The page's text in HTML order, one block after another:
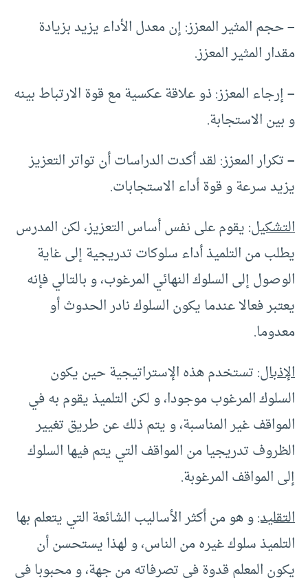
–حجم المثير المعزز: إن معدل الأداء يزيد بزيادة
مقدار المثير المعزز.
–إرجاء المعزز: ذو علاقة عكسية مع قوة الارتباط بينه
و بين الاستجابة.
–تكرار المعزز: لقد أكدت الدراسات أن تواتر التعزيز
يزيد سرعة و قوة أداء الاستجابات.
التشكيل: يقوم على نفس أساس التعزيز، لكن المدرس
يطلب من التلميذ أداء سلوكات تدريجية إلى غاية
الوصول إلى السلوك النهائي المرغوب، و بالتالي فإنه
يعتبر فعالا عندما يكون السلوك نادر الحدوث أو
معدوما.
الإذبال: تستخدم هذه الإستراتيجية حين يكون
السلوك المرغوب موجودا، و لكن التلميذ يقوم به في
المواقف غير المناسبة، و يتم ذلك عن طريق تغيير
الظروف تدريجيا من المواقف التي يتم فيها السلوك
إلى المواقف المرغوبة.
التقليد:و هو من أكثر الأساليب الشائعة التي يتعلم بها
التلميذ سلوك غيره من الناس، و لهذا يستحسن أن
يكون المعلم قدوة في تصرفاته من جهة، و محبوبا في